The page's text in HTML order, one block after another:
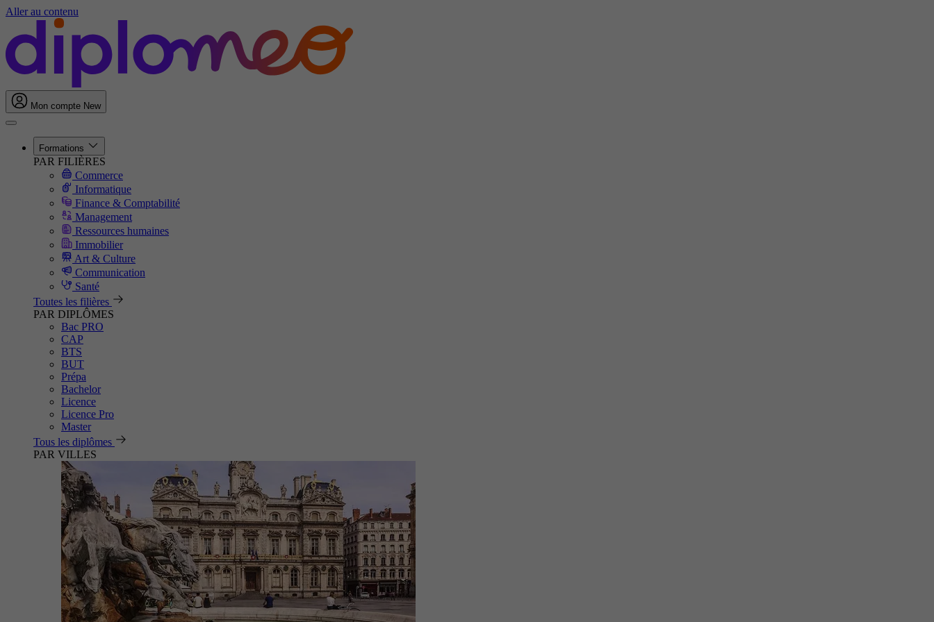
Aller au contenu
Mon compte New
Formations
PAR FILIÈRES
Commerce
Informatique
Finance & Comptabilité
Management
Ressources humaines
Immobilier
Art & Culture
Communication
Santé
Toutes les filières
PAR DIPLÔMES
Bac PRO
CAP
BTS
BUT
Prépa
Bachelor
Licence
Licence Pro
Master
Tous les diplômes
PAR VILLES